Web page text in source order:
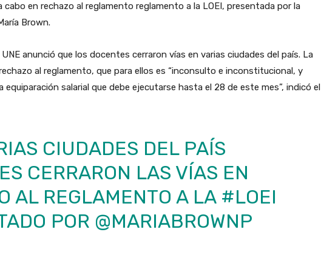
cabo en rechazo al reglamento reglamento a la LOEI, presentada por la
Brown.
UNE anunció que los docentes cerraron vías en varias ciudades del país. La
al reglamento, que para ellos es “inconsulto e inconstitucional, y
equiparación salarial que debe ejecutarse hasta el 28 de este mes”, indicó el
CIUDADES DEL PAÍS
CERRARON LAS VÍAS EN
AL REGLAMENTO A LA #LOEI
POR @MARIABROWNP